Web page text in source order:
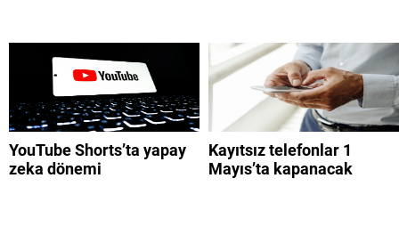
YouTube Shorts’ta yapay
zeka dönemi
Kayıtsız telefonlar 1
Mayıs’ta kapanacak